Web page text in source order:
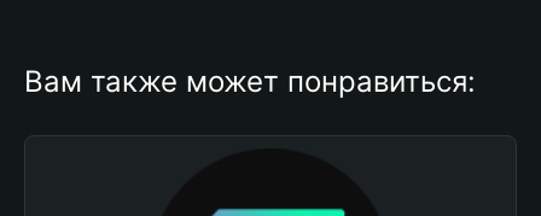
Вам также может понравиться: